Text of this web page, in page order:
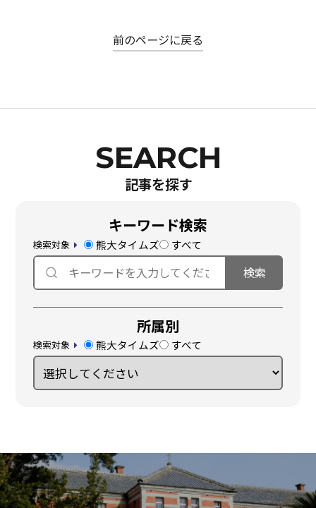
前のページに戻る
記事を探す
キーワード検索
検索対象 熊大タイムズ すべて
所属別
検索対象 熊大タイムズ すべて